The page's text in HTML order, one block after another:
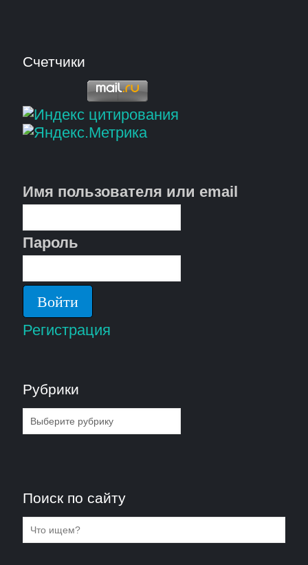
Счетчики
Имя пользователя или email
Пароль
Регистрация
Рубрики
Рубрики
Поиск по сайту